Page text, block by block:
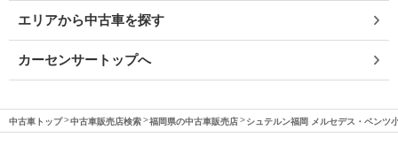
エリアから中古車を探す
カーセンサートップへ
中古車トップ 中古車販売店検索 福岡県の中古車販売店 シュテルン福岡 メルセデス・ベン